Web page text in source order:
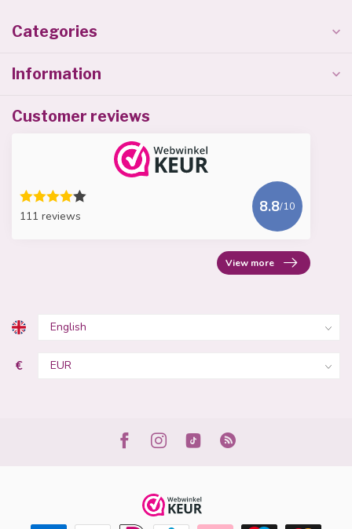
Categories
Information
Customer reviews
111 reviews
8.8/10
View more
€